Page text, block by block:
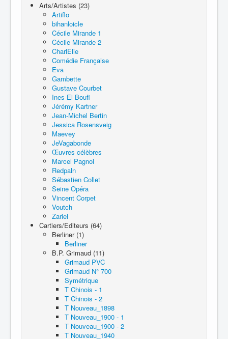
Arts/Artistes (23)
Artiflo
bihanloicle
Cécile Mirande 1
Cécile Mirande 2
CharlElie
Comédie Française
Eva
Gambette
Gustave Courbet
Ines El Boufi
Jérémy Kartner
Jean-Michel Bertin
Jessica Rosensveig
Maevey
JeVagabonde
Œuvres célèbres
Marcel Pagnol
Redpaln
Sébastien Collet
Seine Opéra
Vincent Corpet
Voutch
Zariel
Cartiers/Editeurs (64)
Berliner (1)
Berliner
B.P. Grimaud (11)
Grimaud PVC
Grimaud N° 700
Symétrique
T Chinois - 1
T Chinois - 2
T Nouveau_1898
T Nouveau_1900 - 1
T Nouveau_1900 - 2
T Nouveau_1940